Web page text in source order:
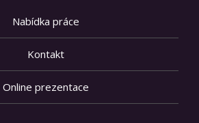
Nabídka práce
Kontakt
Online prezentace